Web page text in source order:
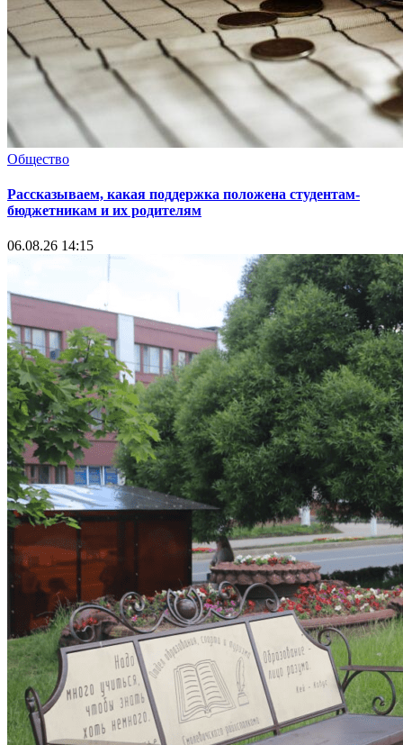
Общество
Рассказываем, какая поддержка положена студентам-
бюджетникам и их родителям
06.08.26 14:15